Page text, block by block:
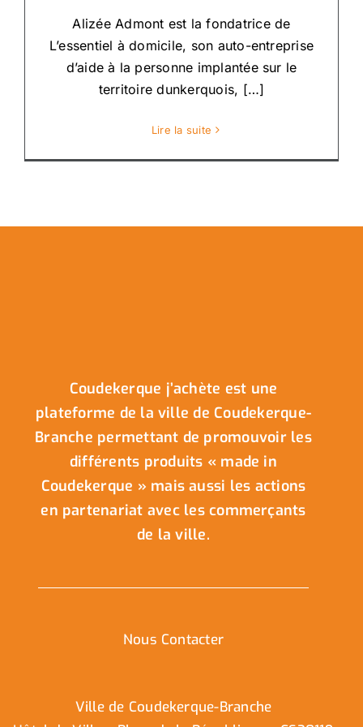
Alizée Admont est la fondatrice de
L’essentiel à domicile, son auto-entreprise
d’aide à la personne implantée sur le
territoire dunkerquois, […]
Lire la suite
Coudekerque j’achète est une
plateforme de la ville de Coudekerque-
Branche permettant de promouvoir les
différents produits « made in
Coudekerque » mais aussi les actions
en partenariat avec les commerçants
de la ville.
Nous Contacter
Ville de Coudekerque-Branche